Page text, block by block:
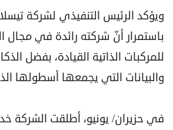
ويؤكد الرئيس التنفيذي لشركة
باستمرار أنّ شركته رائدة في مجال
للمركبات الذاتية القيادة، بفضل
والبيانات التي يجمعها أسطولها
في حزيران/ يونيو، أطلقت الشركة